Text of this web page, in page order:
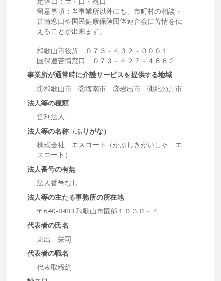
留意事項：当事業所以外にも、市町村の相談・
苦情窓口や国民健康保険団体連合会に苦情を伝
えることが出来ます。
和歌山市役所 ０７３－４３２－０００１
国保連苦情窓口 ０７３－４２７－４６６２
事業所が通常時に介護サービスを提供する地域
①和歌山市 ②海南市 ③岩出市 ④紀の川市
法人等の種類
営利法人
法人等の名称（ふりがな）
株式会社 エスコート（かぶしきがいしゃ エ
スコート）
法人番号の有無
法人番号なし
法人等の主たる事務所の所在地
〒640-8483 和歌山市園部１０３０－４
代表者の氏名
東出 栄司
代表者の職名
代表取締約